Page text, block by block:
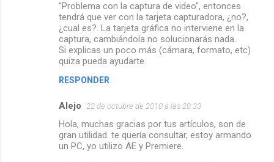
"Problema con la captura de video", entonces
tendrá que ver con la tarjeta capturadora, ¿no?,
¿cual es?. La tarjeta gráfica no interviene en la
captura, cambiándola no solucionarás nada.
Si explicas un poco más (cámara, formato, etc)
quiza pueda ayudarte.
RESPONDER
Alejo 22 de octubre de 2010 a las 20:33
Hola, muchas gracias por tus artículos, son de
gran utilidad. te quería consultar, estoy armando
un PC, yo utilizo AE y Premiere.